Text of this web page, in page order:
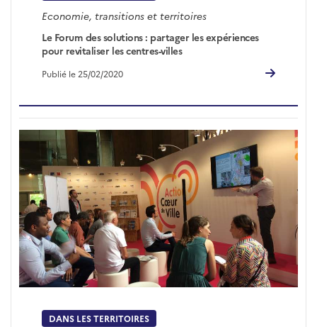
Economie, transitions et territoires
Le Forum des solutions : partager les expériences
pour revitaliser les centres-villes
Publié le 25/02/2020
DANS LES TERRITOIRES